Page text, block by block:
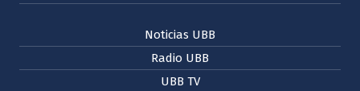
Noticias UBB
Radio UBB
UBB TV